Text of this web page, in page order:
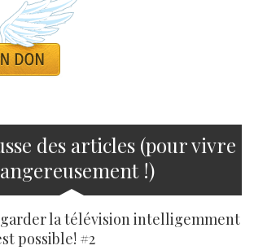
des articles (pour vivre
!)
la télévision intelligemment
possible! #2